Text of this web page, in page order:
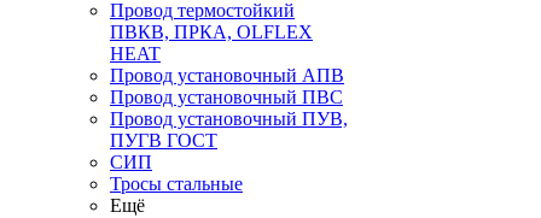
Провод термостойкий
ПВКВ, ПРКА, OLFLEX
HEAT
Провод установочный АПВ
Провод установочный ПВС
Провод установочный ПУВ,
ПУГВ ГОСТ
СИП
Тросы стальные
Ещё